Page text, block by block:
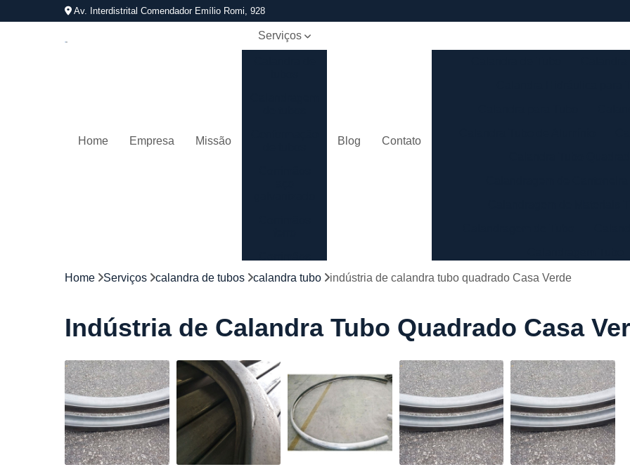
Av. Interdistrital Comendador Emílio Romi, 928
Home Empresa Missão
Serviços
Cortes a
Cortes de
chapa
Curvamento
de tubo
Dobra de
chapas
Blog Contato
Calandragem Tubo em
Conformação com Tubo Tipo
Conformação em
Conformação para
Conformação Tubo de Metal
Corrimão Aço Tipo
Corrimão de
Home Serviços calandra de tubos calandra tubo indústria de calandra tubo quadrado Casa Verde
Indústria de Calandra Tubo Quadrado Casa